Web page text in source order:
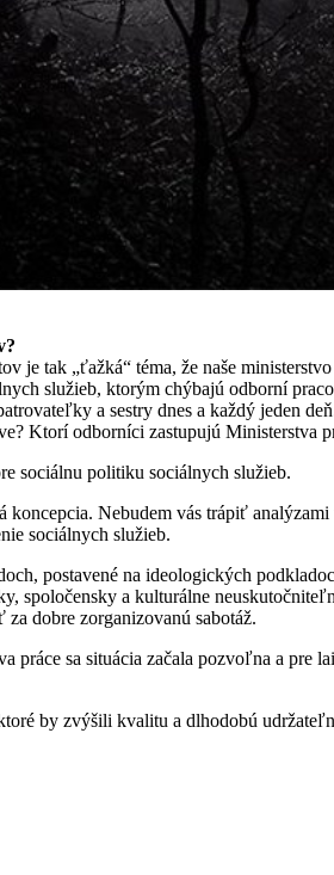
je tak „ťažká“ téma, že naše
služieb, ktorým chýbajú odborní
a sestry dnes a každý jeden
Ktorí odborníci zastupujú Ministerstva
sociálnu politiku sociálnych služieb.
Nebudem vás trápiť
sociálnych služieb.
postavené na ideologických
spoločensky a kulturálne
dobre zorganizovanú sabotáž.
sa situácia začala pozvoľna a pre
by zvýšili kvalitu a dlhodobú